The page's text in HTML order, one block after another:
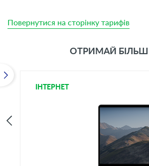
Повернутися на сторінку тарифів
ОТРИМАЙ
ІНТЕРНЕТ